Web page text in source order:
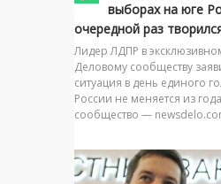
выборах на юге
очередной раз
Лидер ЛДПР в
Деловому сообществу
ситуация в день единого
России не меняется из
сообщество —